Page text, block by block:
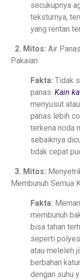
secukupnya
teksturnya,
yang rentan
2. Mitos: Air
Pakaian
Fakta: Tidak
panas. Kain
menyusut
panas lebih
terkena noda
sebaiknya
tidak cepat
3. Mitos:
Membunuh Semua
Fakta:
membunuh
bisa tahan
seperti
atau meleleh
berbahan
dengan suhu